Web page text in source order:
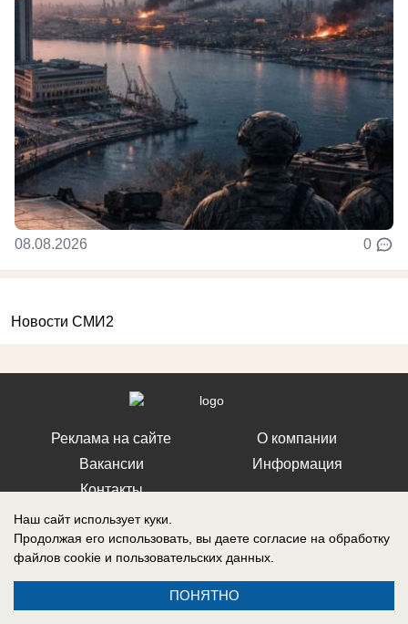
08.08.2026 0
Новости СМИ2
Реклама на сайте
Вакансии
Контакты
О компании
Информация
Свидетельство о регистрации СМИ: Эл № ФС 77-76240, выдано
Федеральной службой по надзору в сфере связи, информационных
технологий и массовых коммуникаций (Роскомнадзор) 19 июля 2019 г.
Наш сайт использует куки.
Продолжая его использовать, вы даете согласие на обработку
файлов cookie и пользовательских данных.
ПОНЯТНО